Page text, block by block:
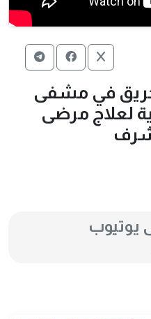
في مشفى
لعلاج مرضى
يوتيوب